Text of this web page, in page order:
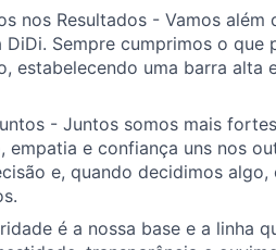
nos Resultados - Vamos
Sempre cumprimos o que
estabelecendo uma barra alta
- Juntos somos mais
empatia e confiança uns nos
e, quando decidimos
é a nossa base e a linha